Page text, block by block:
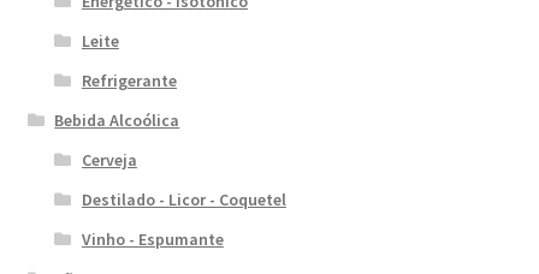
Leite
Refrigerante
Bebida Alcoólica
Cerveja
Destilado - Licor - Coquetel
Vinho - Espumante